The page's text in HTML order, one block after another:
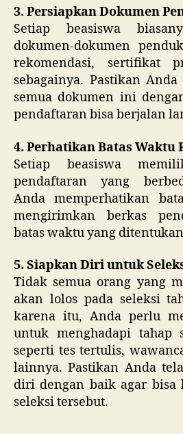
3. Persiapkan Dokumen
Setiap beasiswa
dokumen-dokumen
rekomendasi, sertifikat
sebagainya. Pastikan
semua dokumen ini
pendaftaran bisa berjalan
4. Perhatikan Batas Waktu
Setiap beasiswa
pendaftaran yang
Anda memperhatikan
mengirimkan berkas
batas waktu yang
5. Siapkan Diri untuk
Tidak semua orang yang
akan lolos pada seleksi
karena itu, Anda perlu
untuk menghadapi tahap
seperti tes tertulis,
lainnya. Pastikan Anda
diri dengan baik agar bisa
seleksi tersebut.